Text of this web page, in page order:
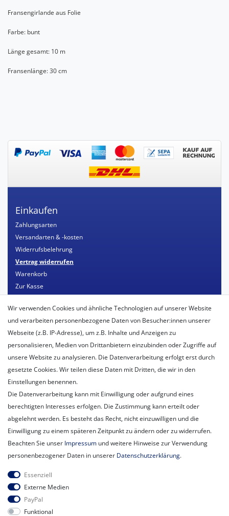
Fransengirlande aus Folie
Farbe: bunt
Länge gesamt: 10 m
Fransenlänge: 30 cm
Einkaufen
Zahlungsarten
Versandarten & -kosten
Widerrufsbelehrung
Vertrag widerrufen
Warenkorb
Zur Kasse
Mein Konto
Registrieren
Login
Unternehmen
Newsletter
Newsletter
Honig
Hiermit bestätige ich, dass ich die
Meine Einwilligung kann ich jederzeit widerrufen.**
Wir verwenden Cookies und ähnliche Technologien auf unserer Website
und verarbeiten personenbezogene Daten von Besucher:innen unserer
Webseite (z.B. IP-Adresse), um z.B. Inhalte und Anzeigen zu
personalisieren, Medien von Drittanbietern einzubinden oder Zugriffe auf
unsere Website zu analysieren. Die Datenverarbeitung erfolgt erst durch
gesetzte Cookies. Wir teilen diese Daten mit Dritten, die wir in den
Einstellungen benennen.
Die Datenverarbeitung kann mit Einwilligung oder aufgrund eines
berechtigten Interesses erfolgen. Die Zustimmung kann erteilt oder
abgelehnt werden. Es besteht das Recht, nicht einzuwilligen und die
Einwilligung zu einem späteren Zeitpunkt zu ändern oder zu widerrufen.
Beachten Sie unser Impressum und weitere Hinweise zur Verwendung
personenbezogener Daten in unserer Daten­schutz­erklärung.
Essenziell
Externe Medien
PayPal
Funktional